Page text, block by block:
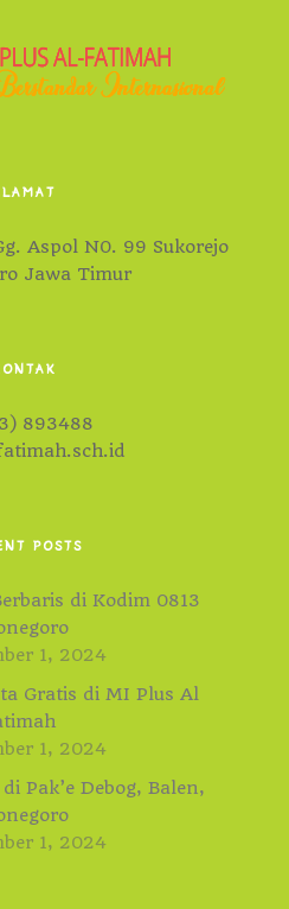
Aspol N0. 99 Sukorejo
Jawa Timur
893488
POSTS
di Kodim 0813
1, 2024
Gratis di MI Plus Al
1, 2024
Pak’e Debog, Balen,
1, 2024